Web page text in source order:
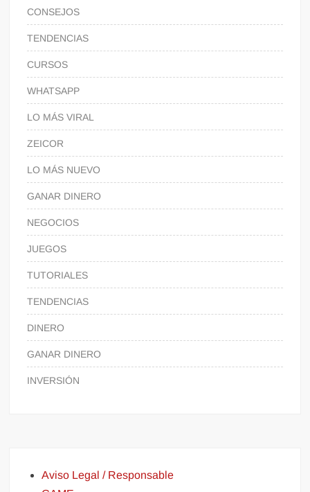
CONSEJOS
TENDENCIAS
CURSOS
WHATSAPP
LO MÁS VIRAL
ZEICOR
LO MÁS NUEVO
GANAR DINERO
NEGOCIOS
JUEGOS
TUTORIALES
TENDENCIAS
DINERO
GANAR DINERO
INVERSIÓN
Aviso Legal / Responsable